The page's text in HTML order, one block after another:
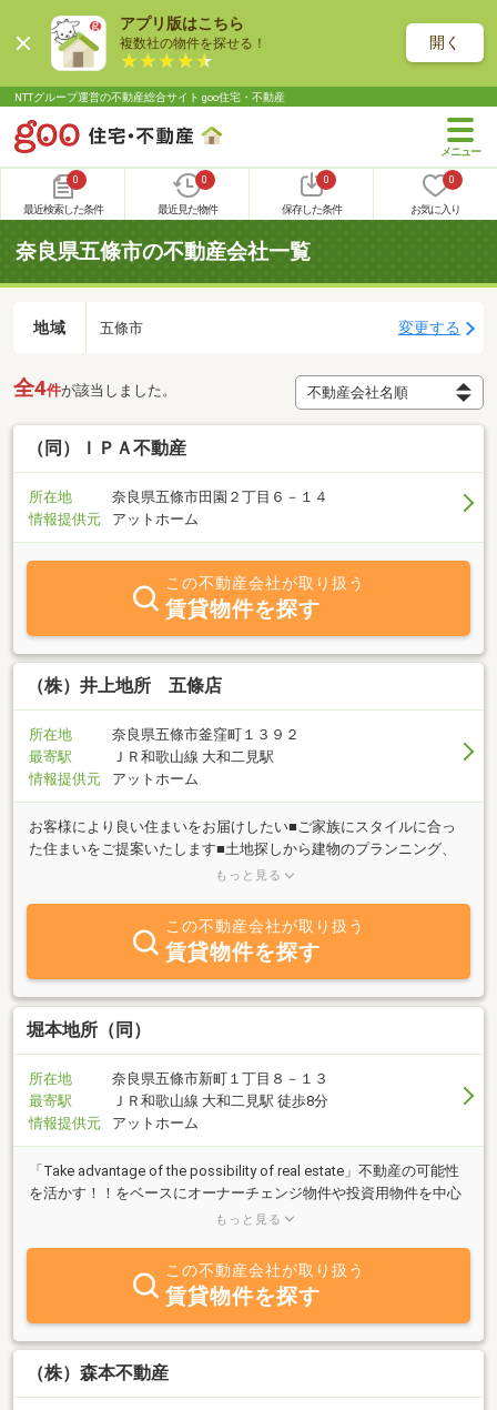
アプリ版はこちら
複数社の物件を探せる！ 開く
NTTグループ運営の不動産総合サイト goo住宅・不動産
0
最近検索した条件
0
最近見た物件
0
保存した条件
0
お気に入り
奈良県五條市の不動産会社一覧
地域 五條市 変更する
全4件が該当しました。
（同）ＩＰＡ不動産
所在地
奈良県五條市田園２丁目６－１４
情報提供元
アットホーム
この不動産会社が取り扱う
賃貸物件を探す
（株）井上地所 五條店
所在地
奈良県五條市釜窪町１３９２
最寄駅
ＪＲ和歌山線 大和二見駅
情報提供元
アットホーム
お客様により良い住まいをお届けしたい■ご家族にスタイルに合っ
た住まいをご提案いたします■土地探しから建物のプランニング、
施工まで当社で一貫して行っております■すんでからのアフターサ
くはお気軽にお問い合わせください！
もっと見る
この不動産会社が取り扱う
賃貸物件を探す
堀本地所（同）
所在地
奈良県五條市新町１丁目８－１３
最寄駅
ＪＲ和歌山線 大和二見駅 徒歩8分
情報提供元
アットホーム
「Take advantage of the possibility of real estate」不動産の可能性
を活かす！！をベースにオーナーチェンジ物件や投資用物件を中心
とした不動産の売買のご提案を行っております。また、相続などで
ョンの上、最善なご提案を行っております。是非、お問合せ下さい
もっと見る
この不動産会社が取り扱う
賃貸物件を探す
（株）森本不動産